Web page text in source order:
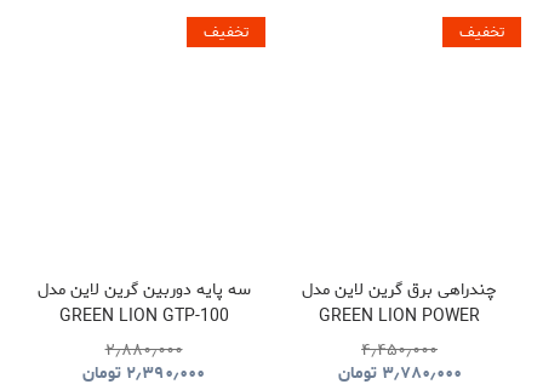
تخفیف
چندراهی برق گرین لاین مدل
GREEN LION POWER
SOCKET GL-PS8A
GNPS7UPDUKBK
۴٫۴۵۰٫۰۰۰
۳٫۷۸۰٫۰۰۰ تومان
تخفیف
سه پایه دوربین گرین لاین مدل
GREEN LION GTP-100
GNTP100TRIBK
۲٫۸۸۰٫۰۰۰
۲٫۳۹۰٫۰۰۰ تومان